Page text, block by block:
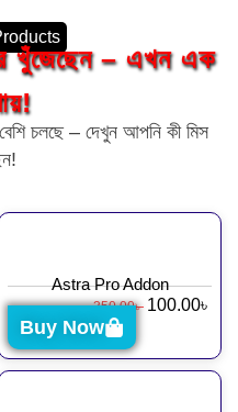
খুঁজেছেন – এখন এক
চলছে – দেখুন আপনি কী মিস
Astra Pro Addon
350.00৳ 100.00৳
Buy Now